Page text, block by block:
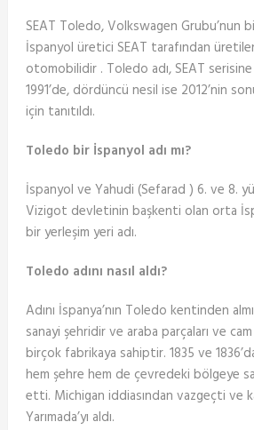
SEAT Toledo, Volkswagen Grubu’nun
İspanyol üretici SEAT tarafından
otomobilidir . Toledo adı, SEAT serisine
1991’de, dördüncü nesil ise 2012’nin
için tanıtıldı.
Toledo bir İspanyol adı mı?
İspanyol ve Yahudi (Sefarad ) 6. ve 8.
Vizigot devletinin başkenti olan orta
bir yerleşim yeri adı.
Toledo adını nasıl aldı?
Adını İspanya’nın Toledo kentinden
sanayi şehridir ve araba parçaları ve
birçok fabrikaya sahiptir. 1835 ve
hem şehre hem de çevredeki bölgeye
etti. Michigan iddiasından vazgeçti ve
Yarımada’yı aldı.